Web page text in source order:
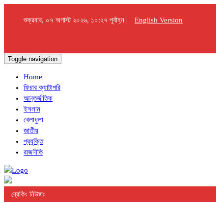
শুক্রবার, ০৭ অগাস্ট ২০২৬, ১০:২৭ পূর্বাহ্ন | English Version
Toggle navigation
Home
ফিচার ক্যাটাগরি
আন্তর্জাতিক
ইসলাম
খেলাধুলা
জাতীয়
প্রযুক্তি
রাজনীতি
ব্রেকিং নিউজঃ